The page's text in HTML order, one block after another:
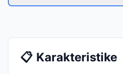
📋 Karakteristike